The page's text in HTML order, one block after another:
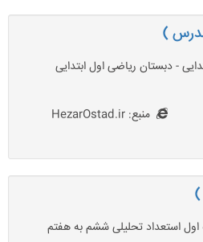
)
- دبستان ریاضی اول ابتدایی
منبع: HezarOstad.ir
اول استعداد تحلیلی ششم به هفتم